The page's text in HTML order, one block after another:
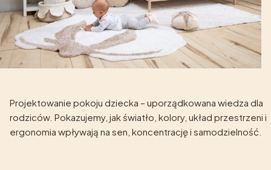
Projektowanie pokoju dziecka – uporządkowana wiedza dla
rodziców. Pokazujemy, jak światło, kolory, układ przestrzeni i
ergonomia wpływają na sen, koncentrację i samodzielność.